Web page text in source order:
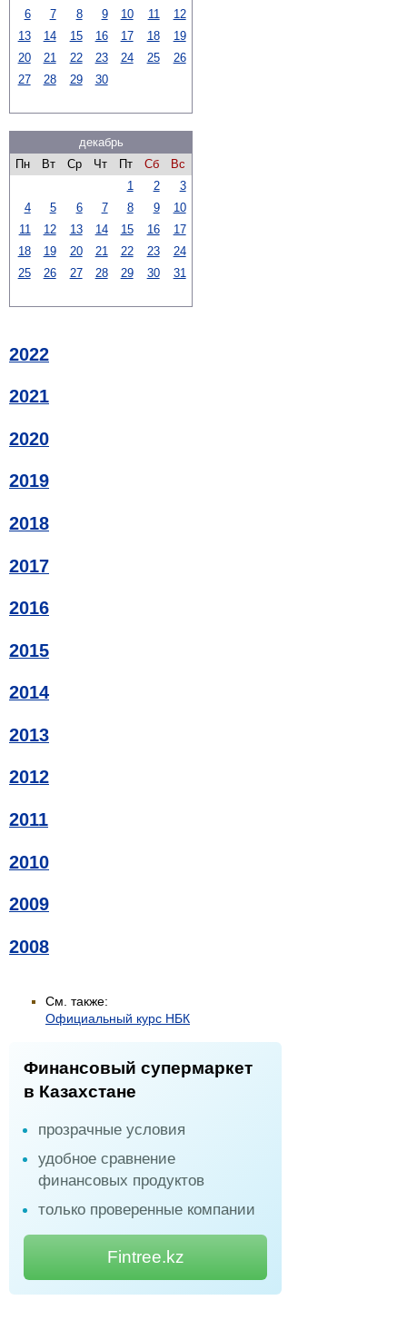
6
7 8 9 10 11
12
13
14 15 16 17 18
19
20
21 22 23 24 25
26
27
28 29 30
декабрь
Пн
Вт Ср Чт Пт Сб
Вс
1
2
3
4
5 6 7 8 9
10
11
12 13 14 15 16
17
18
19 20 21 22 23
24
25
26 27 28 29 30 31
2022
2021
2020
2019
2018
2017
2016
2015
2014
2013
2012
2011
2010
2009
2008
См. также:
Официальный курс НБК
Финансовый супермаркет
в Казахстане
прозрачные условия
удобное сравнение
финансовых продуктов
только проверенные компании
Fintree.kz